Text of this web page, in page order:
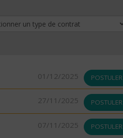
01/12/2025 POSTULER
27/11/2025 POSTULER
07/11/2025 POSTULER